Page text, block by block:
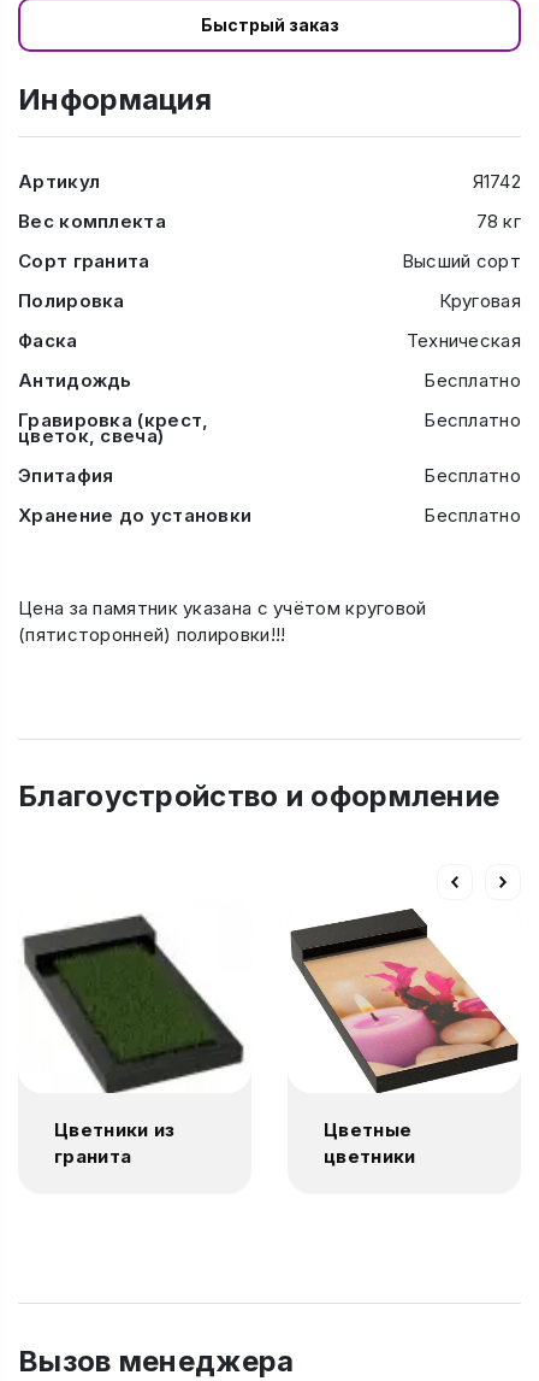
Быстрый заказ
Информация
Артикул
Я1742
Вес комплекта
78 кг
Сорт гранита
Высший сорт
Полировка
Круговая
Фаска
Техническая
Антидождь
Бесплатно
Гравировка (крест,
цветок, свеча)
Бесплатно
Эпитафия
Бесплатно
Хранение до установки
Бесплатно
Цена за памятник указана с учётом круговой
(пятисторонней) полировки!!!
Благоустройство и оформление
Цветники из
гранита
Цветные
цветники
Вызов менеджера